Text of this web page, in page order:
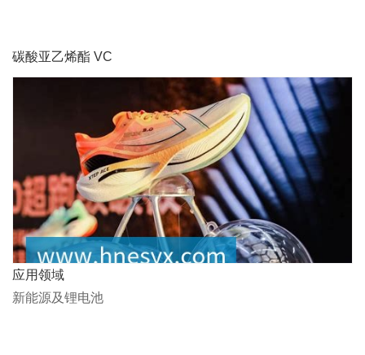
碳酸亚乙烯酯 VC
应用领域
新能源及锂电池